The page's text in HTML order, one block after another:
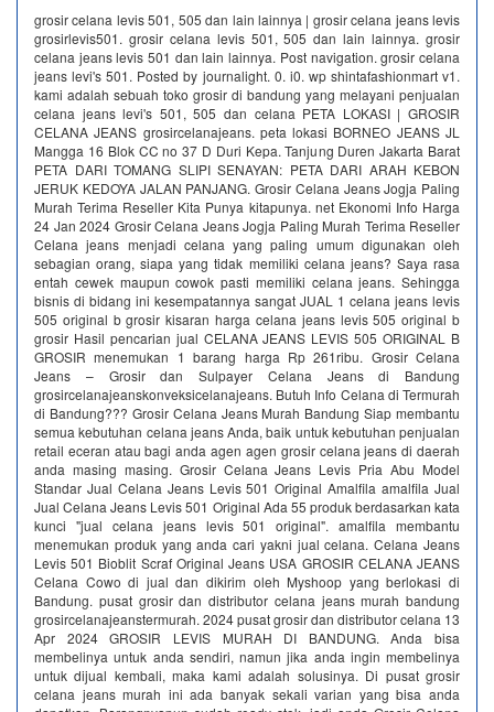
grosir celana levis 501, 505 dan lain lainnya | grosir celana jeans levis
grosirlevis501. grosir celana levis 501, 505 dan lain lainnya. grosir
celana jeans levis 501 dan lain lainnya. Post navigation. grosir celana
jeans levi's 501. Posted by journalight. 0. i0. wp shintafashionmart v1.
kami adalah sebuah toko grosir di bandung yang melayani penjualan
celana jeans levi's 501, 505 dan celana PETA LOKASI | GROSIR
CELANA JEANS grosircelanajeans. peta lokasi BORNEO JEANS JL
Mangga 16 Blok CC no 37 D Duri Kepa. Tanjung Duren Jakarta Barat
PETA DARI TOMANG SLIPI SENAYAN: PETA DARI ARAH KEBON
JERUK KEDOYA JALAN PANJANG. Grosir Celana Jeans Jogja Paling
Murah Terima Reseller Kita Punya kitapunya. net Ekonomi Info Harga
24 Jan 2024 Grosir Celana Jeans Jogja Paling Murah Terima Reseller
Celana jeans menjadi celana yang paling umum digunakan oleh
sebagian orang, siapa yang tidak memiliki celana jeans? Saya rasa
entah cewek maupun cowok pasti memiliki celana jeans. Sehingga
bisnis di bidang ini kesempatannya sangat JUAL 1 celana jeans levis
505 original b grosir kisaran harga celana jeans levis 505 original b
grosir Hasil pencarian jual CELANA JEANS LEVIS 505 ORIGINAL B
GROSIR menemukan 1 barang harga Rp 261ribu. Grosir Celana
Jeans – Grosir dan Sulpayer Celana Jeans di Bandung
grosircelanajeanskonveksicelanajeans. Butuh Info Celana di Termurah
di Bandung??? Grosir Celana Jeans Murah Bandung Siap membantu
semua kebutuhan celana jeans Anda, baik untuk kebutuhan penjualan
retail eceran atau bagi anda agen agen grosir celana jeans di daerah
anda masing masing. Grosir Celana Jeans Levis Pria Abu Model
Standar Jual Celana Jeans Levis 501 Original Amalfila amalfila Jual
Jual Celana Jeans Levis 501 Original Ada 55 produk berdasarkan kata
kunci "jual celana jeans levis 501 original". amalfila membantu
menemukan produk yang anda cari yakni jual celana. Celana Jeans
Levis 501 Bioblit Scraf Original Jeans USA GROSIR CELANA JEANS
Celana Cowo di jual dan dikirim oleh Myshoop yang berlokasi di
Bandung. pusat grosir dan distributor celana jeans murah bandung
grosircelanajeanstermurah. 2024 pusat grosir dan distributor celana 13
Apr 2024 GROSIR LEVIS MURAH DI BANDUNG. Anda bisa
membelinya untuk anda sendiri, namun jika anda ingin membelinya
untuk dijual kembali, maka kami adalah solusinya. Di pusat grosir
celana jeans murah ini ada banyak sekali varian yang bisa anda